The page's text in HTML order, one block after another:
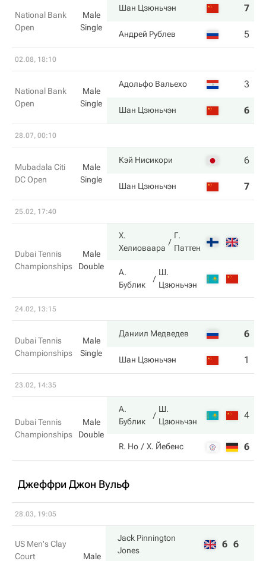
National Bank
Open
Male
Single
Шан Цзюньчэн 7
Андрей Рублев 5
02.08, 18:10
National Bank
Open
Male
Single
Адольфо Вальехо 3
Шан Цзюньчэн 6
28.07, 00:10
Mubadala Citi
DC Open
Male
Single
Кэй Нисикори 6
Шан Цзюньчэн 7
25.02, 17:40
Dubai Tennis
Championships
Male
Double
Х.
Хелиоваара
Г.
Паттен
А.
Бублик
Ш.
Цзюньчэн
24.02, 13:15
Dubai Tennis
Championships
Male
Single
Даниил Медведев 6
Шан Цзюньчэн 1
23.02, 14:35
Dubai Tennis
Championships
Male
Double
А.
Бублик
Ш.
Цзюньчэн
4
R. Ho Х. Йебенс 6
Джеффри Джон Вульф
28.03, 19:05
US Men's Clay
Court
Male
Jack Pinnington
Jones
6 6